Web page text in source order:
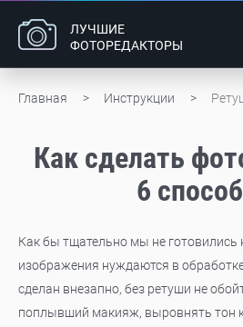
ЛУЧШИЕ
ФОТОРЕДАКТОРЫ
Главная Инструкции
Как сделать
6
Как бы тщательно мы не готовились
изображения нуждаются в
сделан внезапно, без ретуши не
поплывший макияж, выровнять тон